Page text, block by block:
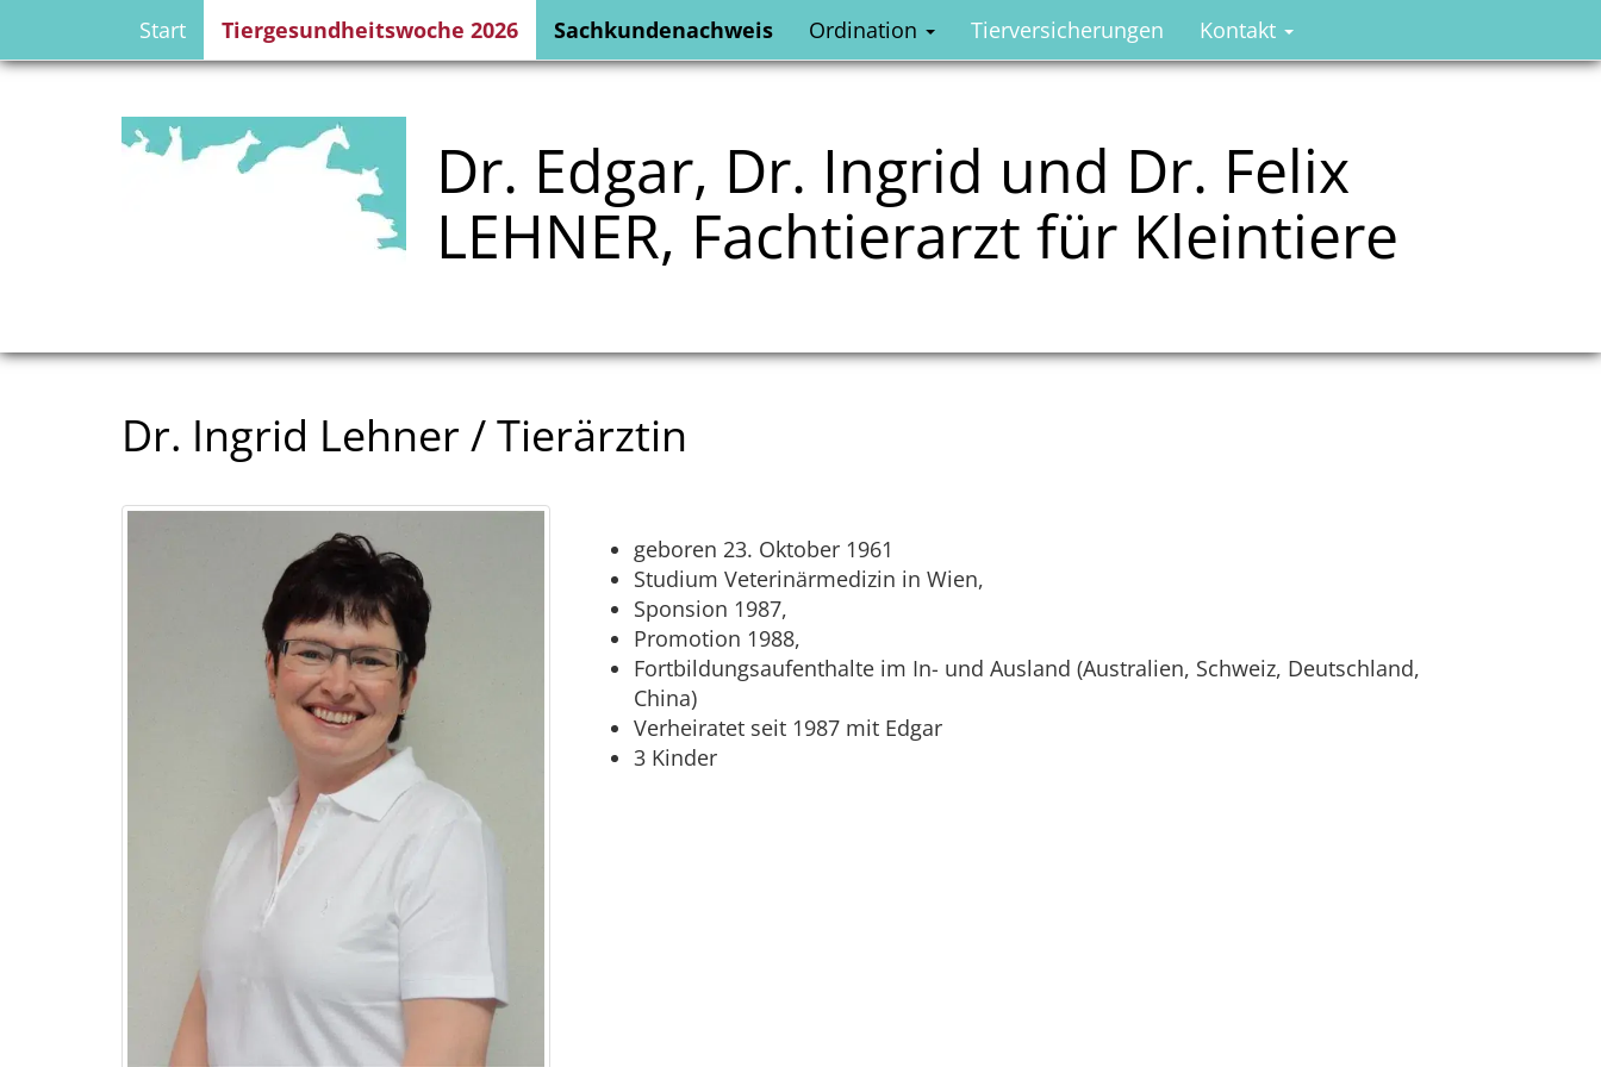
Start Tiergesundheitswoche 2026 Sachkundenachweis Ordination Tierversicherungen Kontakt
Dr. Edgar, Dr. Ingrid und Dr. Felix
LEHNER, Fachtierarzt für Kleintiere
Dr. Ingrid Lehner / Tierärztin
geboren 23. Oktober 1961
Studium Veterinärmedizin in Wien,
Sponsion 1987,
Promotion 1988,
Fortbildungsaufenthalte im In- und Ausland (Australien, Schweiz, Deutschland,
China)
Verheiratet seit 1987 mit Edgar
3 Kinder